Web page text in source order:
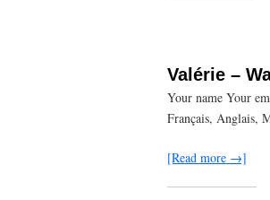
Valérie –
Your name Your
Français, Anglais,
[Read more →]